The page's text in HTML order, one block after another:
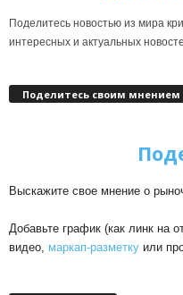
Поделитесь новостью из мира
интересных и актуальных
Поделитесь своим мнением
Выскажите свое мнение о
Добавьте график (как линк на
видео, маркап-разметку или